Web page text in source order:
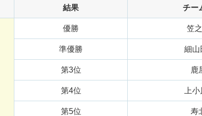
結果 チー
優勝 笠
準優勝 細山
第3位 鹿
第4位 上
第5位 寿